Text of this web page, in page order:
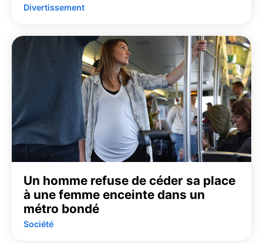
Divertissement
Un homme refuse de céder sa place
à une femme enceinte dans un
métro bondé
Société